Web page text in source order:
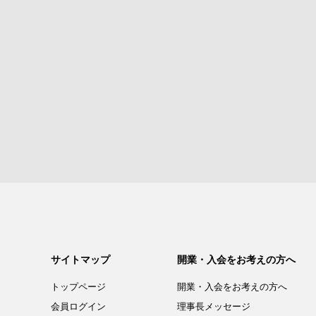
サイトマップ
トップページ
会員ログイン
開業・入会をお考えの方へ
開業・入会をお考えの方へ
理事長メッセージ